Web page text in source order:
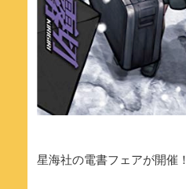
星海社の電書フェアが開催！